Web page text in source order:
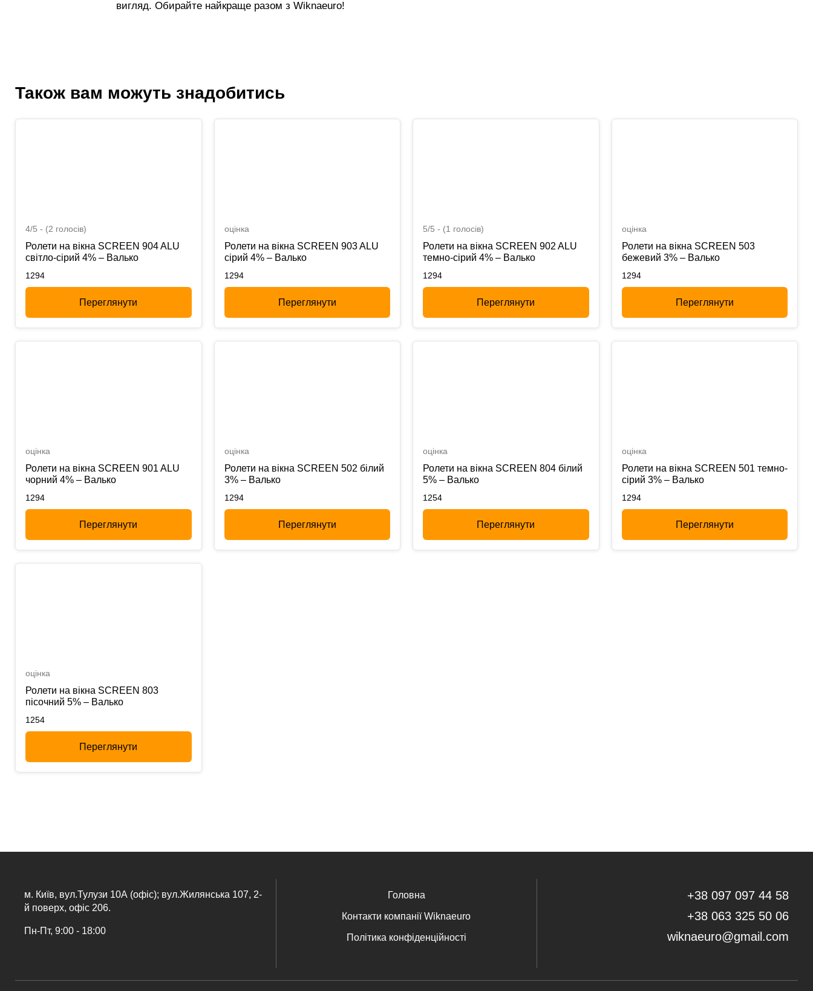
вигляд. Обирайте найкраще разом з Wiknaeuro!
Також вам можуть знадобитись
4/5 - (2 голосів)
Ролети на вікна SCREEN 904 ALU
світло-сірий 4% – Валько
1294
Переглянути
оцінка
Ролети на вікна SCREEN 903 ALU
сірий 4% – Валько
1294
Переглянути
5/5 - (1 голосів)
Ролети на вікна SCREEN 902 ALU
темно-сірий 4% – Валько
1294
Переглянути
оцінка
Ролети на вікна SCREEN 503
бежевий 3% – Валько
1294
Переглянути
оцінка
Ролети на вікна SCREEN 901 ALU
чорний 4% – Валько
1294
Переглянути
оцінка
Ролети на вікна SCREEN 502 білий
3% – Валько
1294
Переглянути
оцінка
Ролети на вікна SCREEN 804 білий
5% – Валько
1254
Переглянути
оцінка
Ролети на вікна SCREEN 501 темно-
сірий 3% – Валько
1294
Переглянути
оцінка
Ролети на вікна SCREEN 803
пісочний 5% – Валько
1254
Переглянути
м. Київ, вул.Тулузи 10А (офіс); вул.Жилянська 107, 2-
й поверх, офіс 206.
Пн-Пт, 9:00 - 18:00
Головна
Контакти компанії Wiknaeuro
Політика конфіденційності
+38 097 097 44 58
+38 063 325 50 06
wiknaeuro@gmail.com